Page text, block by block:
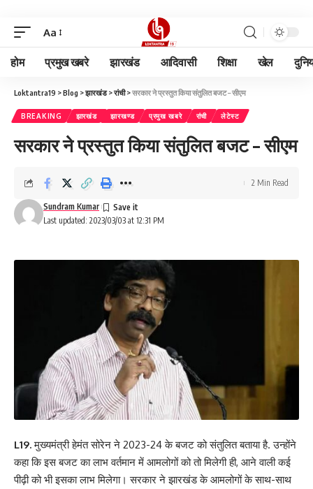
Aa
होम प्रमुख खबरे झारखंड आदिवासी शिक्षा खेल
Loktantra19 >Blog >झारखंड>रांची>सरकार ने प्रस्तुत किया संतुलित बजट – सीएम
BREAKING झारखंड झारखण्ड प्रमुख खबरे रांची लेटेस्ट
सरकार ने प्रस्तुत किया संतुलित बजट – सीएम
Last updated: 2023/03/03 at 12:31 PM
Sundram Kumar
2 Min Read
L19.मुख्यमंत्री हेमंत सोरेन ने 2023-24 के बजट को संतुलित बताया है. उन्होंने
कहा कि इस बजट का लाभ वर्तमान में आमलोगों को तो मिलेगी ही, आने वाली कई
पीढ़ी को भी इसका लाभ मिलेगा। सरकार ने झारखंड के आमलोगों के साथ-साथ